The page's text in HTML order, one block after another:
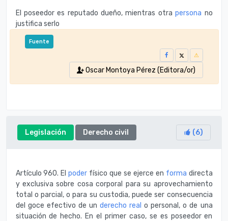
El poseedor es reputado dueño, mientras otrapersona no
justifica serlo
Fuente
Oscar Montoya Pérez (Editora/or)
Legislación Derecho civil (6)
Artículo 960. Elpoder físico que se ejerce en forma directa
y exclusiva sobre cosa corporal para su aprovechamiento
total o parcial, o para su custodia, puede ser consecuencia
del goce efectivo de un derecho real o personal, o de una
situación de hecho. En el primer caso, se es poseedor en